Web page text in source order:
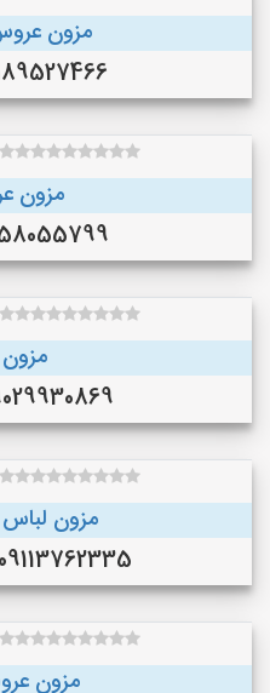
مزون
09189527466
مزون
09358055799
مزون
09029930869
مزون
09113762335 (گنبد کاووس)
مزون